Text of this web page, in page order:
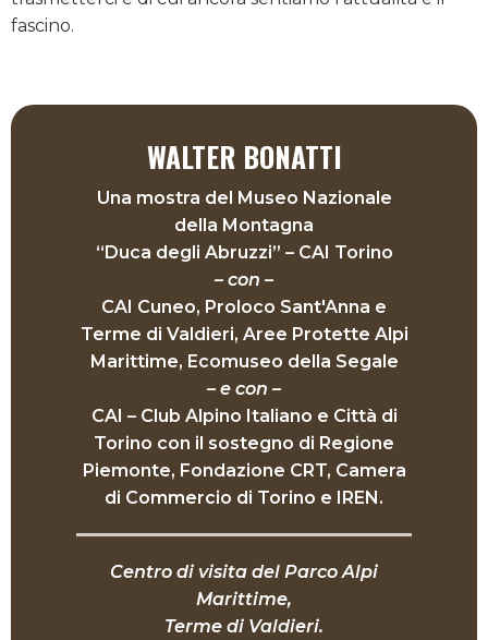
fascino.
WALTER BONATTI
Una mostra del Museo Nazionale
della Montagna
“Duca degli Abruzzi” – CAI Torino
– con –
CAI Cuneo, Proloco Sant'Anna e
Terme di Valdieri, Aree Protette Alpi
Marittime, Ecomuseo della Segale
– e con –
CAI – Club Alpino Italiano e Città di
Torino con il sostegno di Regione
Piemonte, Fondazione CRT, Camera
di Commercio di Torino e IREN.
Centro di visita del Parco Alpi
Marittime,
Terme di Valdieri.